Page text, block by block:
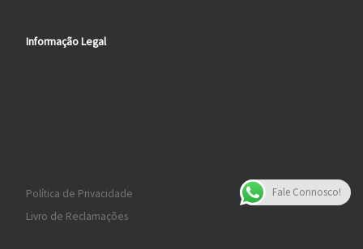
Informação Legal
Política de Privacidade
Livro de Reclamações
Fale Connosco!